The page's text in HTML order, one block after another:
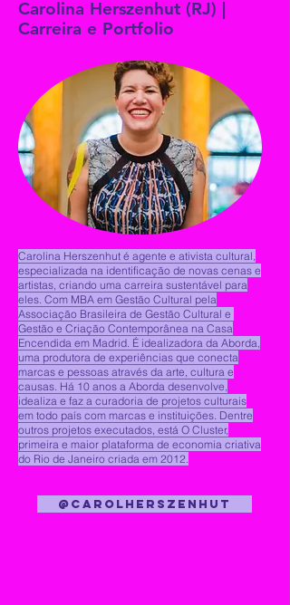
Carolina Herszenhut (RJ) |
Carreira e Portfolio
Carolina Herszenhut é agente e ativista cultural,
especializada na identificação de novas cenas e
artistas, criando uma carreira sustentável para
eles. Com MBA em Gestão Cultural pela
Associação Brasileira de Gestão Cultural e
Gestão e Criação Contemporânea na Casa
Encendida em Madrid. É idealizadora da Aborda,
uma produtora de experiências que conecta
marcas e pessoas através da arte, cultura e
causas. Há 10 anos a Aborda desenvolve,
idealiza e faz a curadoria de projetos culturais
em todo país com marcas e instituições. Dentre
outros projetos executados, está O Cluster,
primeira e maior plataforma de economia criativa
do Rio de Janeiro criada em 2012.
@carolherszenhut